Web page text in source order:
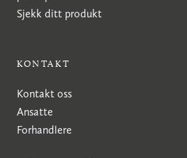
Sjekk ditt produkt
KONTAKT
Kontakt oss
Ansatte
Forhandlere